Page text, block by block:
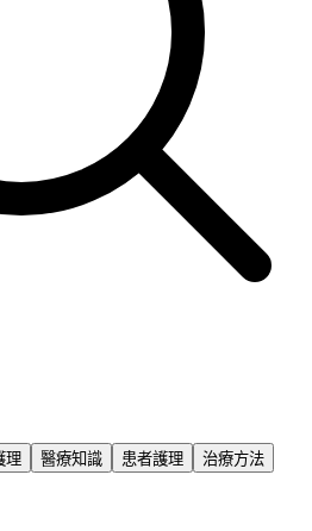
理 醫療知識 患者護理 治療方法